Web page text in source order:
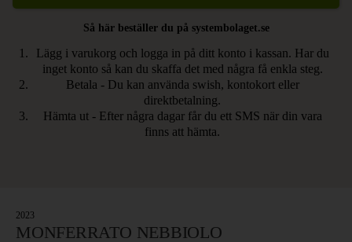
2023
MONFERRATO NEBBIOLO
Så här beställer du på systembolaget.se
Lägg i varukorg och logga in på ditt konto i kassan. Har du
inget konto så kan du skaffa det med några få enkla steg.
Betala - Du kan använda swish, kontokort eller
direktbetalning.
Hämta ut - Efter några dagar får du ett SMS när din vara
finns att hämta.